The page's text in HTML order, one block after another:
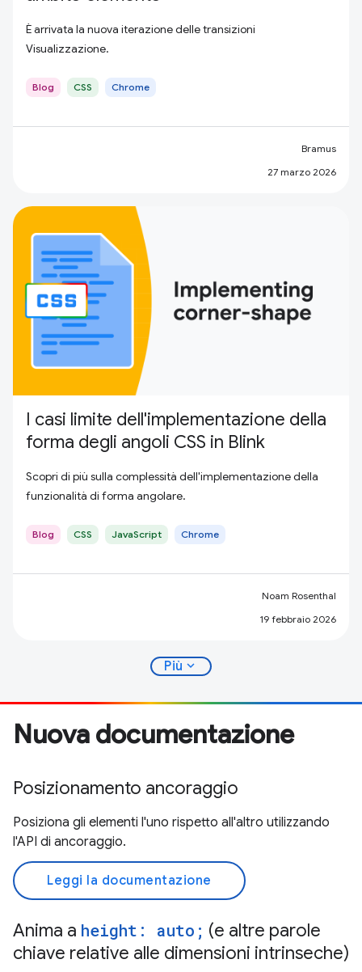
È arrivata la nuova iterazione delle transizioni
Visualizzazione.
Blog CSS Chrome
Bramus
27 marzo 2026
I casi limite dell'implementazione della
forma degli angoli CSS in Blink
Scopri di più sulla complessità dell'implementazione della
funzionalità di forma angolare.
Blog CSS JavaScript Chrome
Noam Rosenthal
19 febbraio 2026
Più expand_more
Nuova documentazione
Posizionamento ancoraggio
Posiziona gli elementi l'uno rispetto all'altro utilizzando
l'API di ancoraggio.
Leggi la documentazione
Anima a height: auto; (e altre parole
chiave relative alle dimensioni intrinseche)